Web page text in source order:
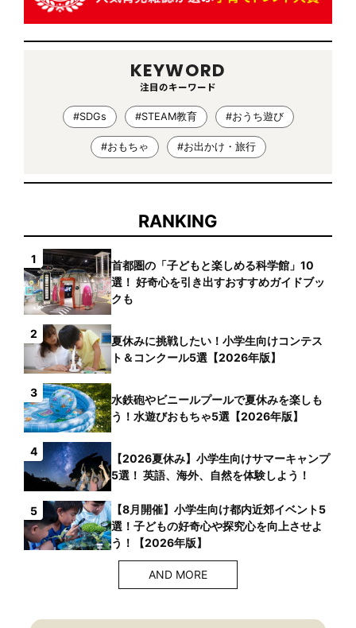
KEYWORD
注目のキーワード
#SDGs #STEAM教育 #おうち遊び
#おもちゃ #お出かけ・旅行
RANKING
1
首都圏の「子どもと楽しめる科学館」10
選！ 好奇心を引き出すおすすめガイドブッ
クも
2
夏休みに挑戦したい！小学生向けコンテス
ト＆コンクール5選【2026年版】
3
水鉄砲やビニールプールで夏休みを楽しも
う！水遊びおもちゃ5選【2026年版】
4
【2026夏休み】小学生向けサマーキャンプ
5選！ 英語、海外、自然を体験しよう！
5
【8月開催】小学生向け都内近郊イベント5
選！子どもの好奇心や探究心を向上させよ
う！【2026年版】
AND MORE